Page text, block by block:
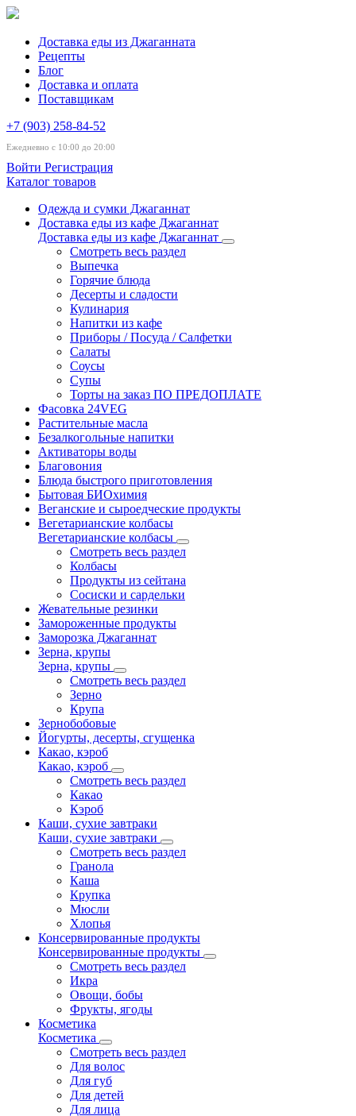
Доставка еды из Джаганната
Рецепты
Блог
Доставка и оплата
Поставщикам
+7 (903) 258-84-52
Ежедневно с 10:00 до 20:00
Войти Регистрация
Каталог товаров
Одежда и сумки Джаганнат
Доставка еды из кафе Джаганнат
Доставка еды из кафе Джаганнат
Смотреть весь раздел
Выпечка
Горячие блюда
Десерты и сладости
Кулинария
Напитки из кафе
Приборы / Посуда / Салфетки
Салаты
Соусы
Супы
Торты на заказ ПО ПРЕДОПЛАТЕ
Фасовка 24VEG
Растительные масла
Безалкогольные напитки
Активаторы воды
Благовония
Блюда быстрого приготовления
Бытовая БИОхимия
Веганские и сыроедческие продукты
Вегетарианские колбасы
Вегетарианские колбасы
Смотреть весь раздел
Колбасы
Продукты из сейтана
Сосиски и сардельки
Жевательные резинки
Замороженные продукты
Заморозка Джаганнат
Зерна, крупы
Зерна, крупы
Смотреть весь раздел
Зерно
Крупа
Зернобобовые
Йогурты, десерты, сгущенка
Какао, кэроб
Какао, кэроб
Смотреть весь раздел
Какао
Кэроб
Каши, сухие завтраки
Каши, сухие завтраки
Смотреть весь раздел
Гранола
Каша
Крупка
Мюсли
Хлопья
Консервированные продукты
Консервированные продукты
Смотреть весь раздел
Икра
Овощи, бобы
Фрукты, ягоды
Косметика
Косметика
Смотреть весь раздел
Для волос
Для губ
Для детей
Для лица